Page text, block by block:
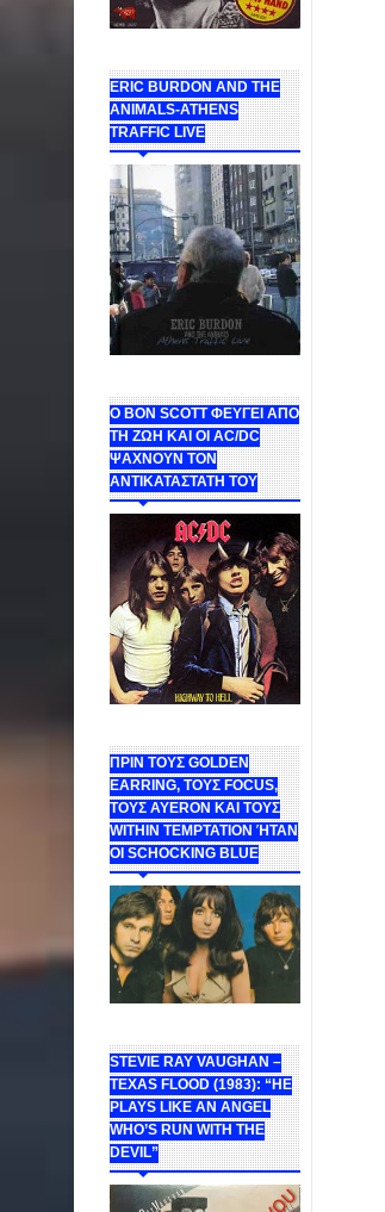
ERIC BURDON AND THE
ANIMALS-ATHENS
TRAFFIC LIVE
Ο BON SCOTT ΦΕΥΓΕΙ ΑΠΟ
ΤΗ ΖΩΗ ΚΑΙ ΟΙ AC/DC
ΨΑΧΝΟΥΝ ΤΟΝ
ΑΝΤΙΚΑΤΑΣΤΑΤΗ ΤΟΥ
ΠΡΙΝ ΤΟΥΣ GOLDEN
EARRING, ΤΟΥΣ FOCUS,
ΤΟΥΣ ΑΥΕROΝ ΚΑΙ ΤΟΥΣ
WITHIN TEMPTATION ΉΤΑΝ
ΟΙ SCHOCKING BLUE
STEVIE RAY VAUGHAN –
TEXAS FLOOD (1983): “HE
PLAYS LIKE AN ANGEL
WHO’S RUN WITH THE
DEVIL”